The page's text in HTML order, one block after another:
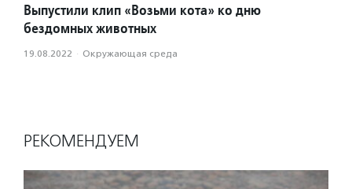
Выпустили клип «Возьми кота» ко дню
бездомных животных
19.08.2022 · Окружающая среда
РЕКОМЕНДУЕМ